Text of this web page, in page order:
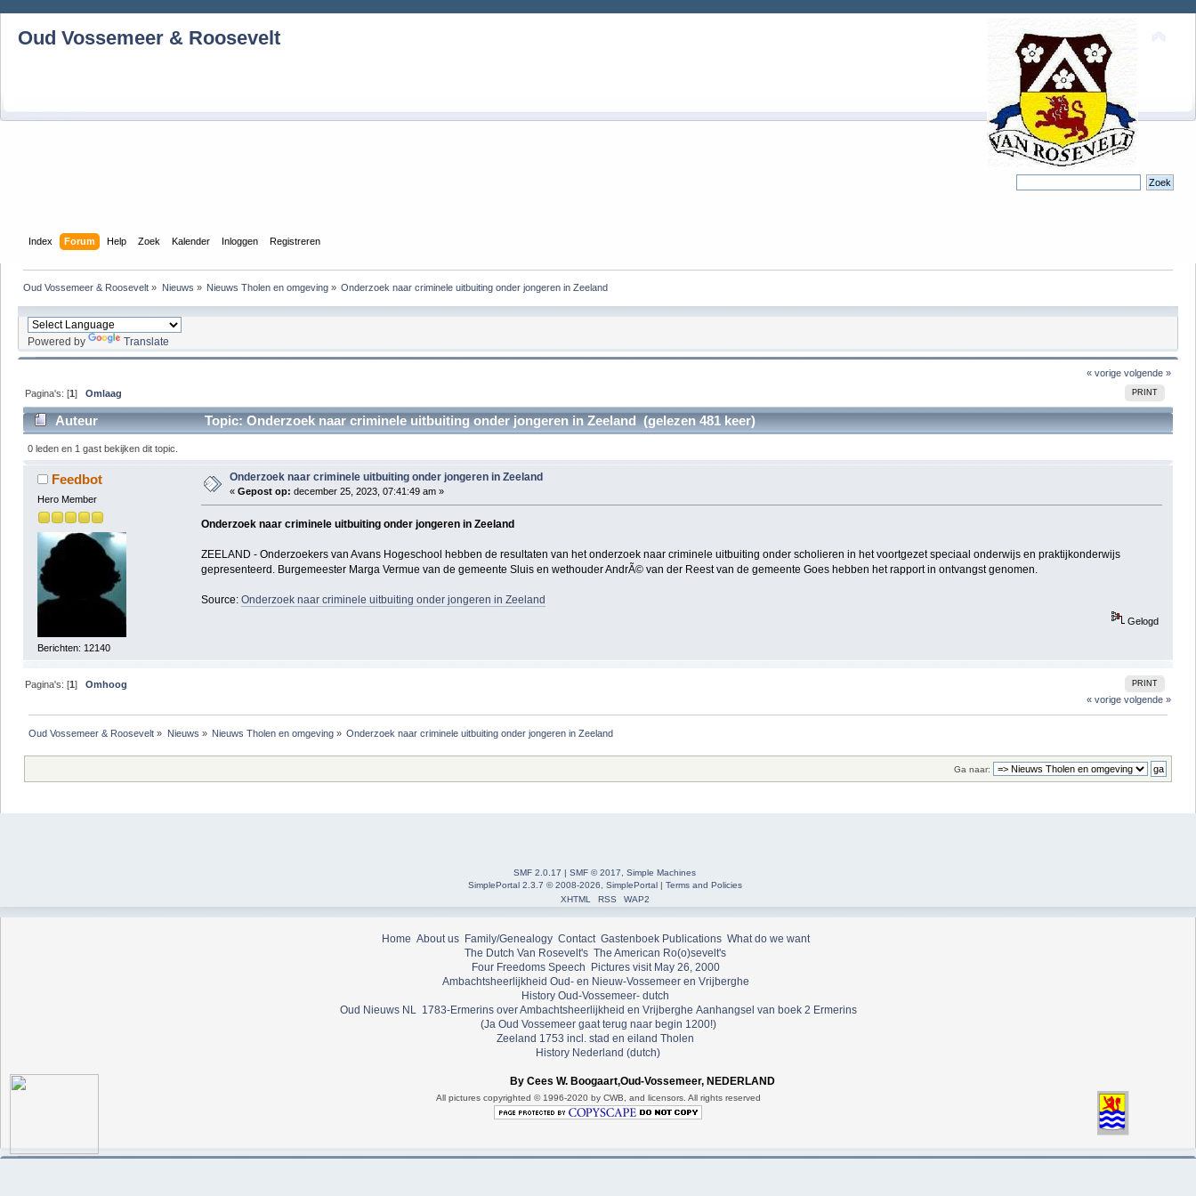
Oud Vossemeer & Roosevelt
Index Forum Help Zoek Kalender Inloggen Registreren
Oud Vossemeer & Roosevelt » Nieuws » Nieuws Tholen en omgeving» Onderzoek naar criminele uitbuiting onder jongeren in Zeeland
Powered by Translate
« vorige volgende »
PRINT
Pagina's: [1]Omlaag
Auteur Topic: Onderzoek naar criminele uitbuiting onder jongeren in Zeeland (gelezen 481 keer)
0 leden en 1 gast bekijken dit topic.
Feedbot
Hero Member
Berichten: 12140
Onderzoek naar criminele uitbuiting onder jongeren in Zeeland
« Gepost op: december 25, 2023, 07:41:49 am »
Onderzoek naar criminele uitbuiting onder jongeren in Zeeland
ZEELAND - Onderzoekers van Avans Hogeschool hebben de resultaten van het onderzoek naar criminele uitbuiting onder scholieren in het voortgezet speciaal onderwijs en praktijkonderwijs
gepresenteerd. Burgemeester Marga Vermue van de gemeente Sluis en wethouder AndrÃ© van der Reest van de gemeente Goes hebben het rapport in ontvangst genomen.
Source: Onderzoek naar criminele uitbuiting onder jongeren in Zeeland
Gelogd
PRINT
Pagina's: [1]Omhoog
« vorige volgende »
Oud Vossemeer & Roosevelt » Nieuws » Nieuws Tholen en omgeving» Onderzoek naar criminele uitbuiting onder jongeren in Zeeland
Ga naar:
SMF 2.0.17 | SMF © 2017
Simple Machines
SimplePortal 2.3.7 © 2008-2026, SimplePortal| Terms and Policies
XHTML
RSS WAP2
Home About us Family/Genealogy Contact Gastenboek Publications What do we want
The Dutch Van Rosevelt's The American Ro(o)sevelt's
Four Freedoms Speech Pictures visit May 26, 2000
Ambachtsheerlijkheid Oud- en Nieuw-Vossemeer en Vrijberghe
History Oud-Vossemeer- dutch
Oud Nieuws NL
1783-Ermerins over Ambachtsheerlijkheid en Vrijberghe Aanhangsel van boek 2 Ermerins
(Ja Oud Vossemeer gaat terug naar begin 1200!)
Zeeland 1753 incl. stad en eiland Tholen
History Nederland (dutch)
By Cees W. Boogaart,Oud-Vossemeer, NEDERLAND
All pictures copyrighted © 1996-2020 by CWB, and licensors. All rights reserved